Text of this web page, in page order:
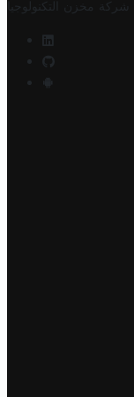
شركة مخزن التكنولوجيا